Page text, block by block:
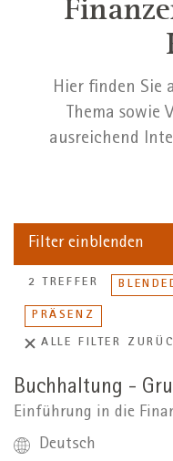
Hier finden Sie
Thema sowie
ausreichend
Filter einblenden
2 TREFFER
PRÄSENZ
ALLE FILTER
Buchhaltung -
Einführung in die
Deutsch